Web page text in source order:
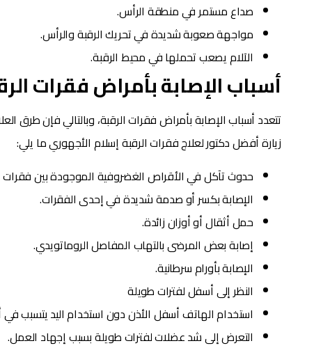
صداع مستمر في منطقة الرأس.
مواجهة صعوبة شديدة في تحريك الرقبة والرأس.
الآلام يصعب تحملها في محيط الرقبة.
أسباب الإصابة بأمراض فقرات
تتعدد أسباب الإصابة بأمراض فقرات الرقبة، وبالتالي فإن طرق
زيارة أفضل دكتور لعلاج فقرات الرقبة إسلام الأجهوري ما يلي:
حدوث تآكل في الأقراص الغضروفية الموجودة بين فقرات
الإصابة بكسر أو صدمة شديدة في إحدى الفقرات.
حمل أثقال أو أوزان زائدة.
إصابة بعض المرضى بالتهاب المفاصل الروماتويدي.
الإصابة بأورام سرطانية.
النظر إلى أسفل لفترات طويلة
استخدام الهاتف أسفل الأذن دون استخدام اليد يتسبب
التعرض إلى شد عضلات لفترات طويلة بسبب إجهاد العمل.